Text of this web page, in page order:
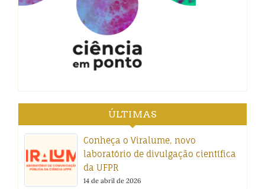
ÚLTIMAS
Conheça o Viralume, novo
laboratório de divulgação científica
da UFPR
14 de abril de 2026